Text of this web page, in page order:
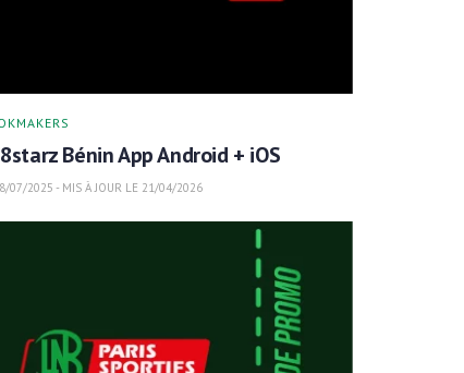
Bénin App Android + iOS
07/2025 - MIS À JOUR LE 21/04/2026